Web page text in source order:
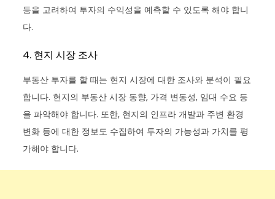
등을 고려하여 투자의 수익성을 예측할 수 있도록 해야 합니
다.
4. 현지 시장 조사
부동산 투자를 할 때는 현지 시장에 대한 조사와 분석이 필요
합니다. 현지의 부동산 시장 동향, 가격 변동성, 임대 수요 등
을 파악해야 합니다. 또한, 현지의 인프라 개발과 주변 환경
변화 등에 대한 정보도 수집하여 투자의 가능성과 가치를 평
가해야 합니다.